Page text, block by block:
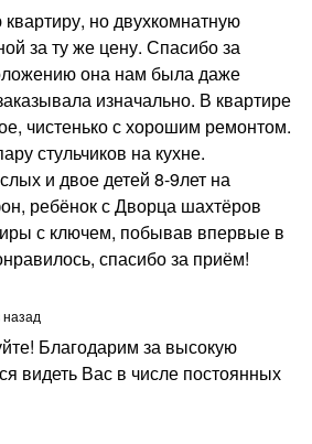
но двухкомнатную
за ту же цену. Спасибо за
она нам была даже
изначально. В квартире
чистенько с хорошим ремонтом.
стульчиков на кухне.
и двое детей 8-9лет на
ребёнок с Дворца шахтёров
с ключем, побывав впервые в
спасибо за приём!
Благодарим за высокую
видеть Вас в числе постоянных